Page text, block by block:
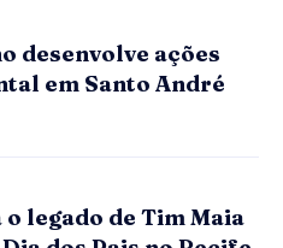
desenvolve ações
em Santo André
legado de Tim Maia